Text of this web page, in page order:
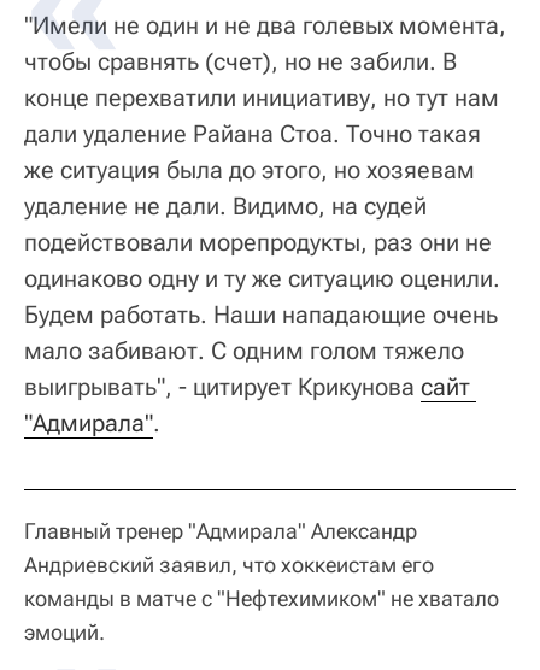
"Имели не один и не два голевых момента,
чтобы сравнять (счет), но не забили. В
конце перехватили инициативу, но тут нам
дали удаление Райана Стоа. Точно такая
же ситуация была до этого, но хозяевам
удаление не дали. Видимо, на судей
подействовали морепродукты, раз они не
одинаково одну и ту же ситуацию оценили.
Будем работать. Наши нападающие очень
мало забивают. С одним голом тяжело
выигрывать", - цитирует Крикунова сайт
"Адмирала".
Главный тренер "Адмирала" Александр
Андриевский заявил, что хоккеистам его
команды в матче с "Нефтехимиком" не хватало
эмоций.